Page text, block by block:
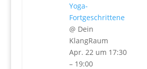
Yoga-
Fortgeschrittene
@ Dein
KlangRaum
Apr. 22 um 17:30
– 19:00